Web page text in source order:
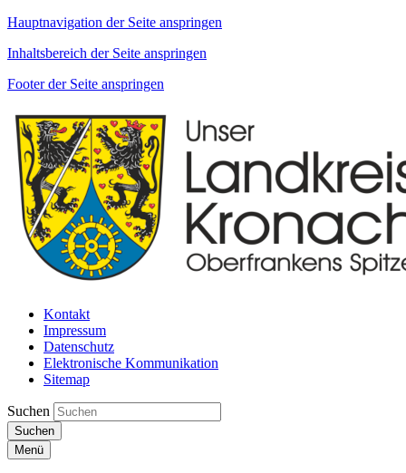
Hauptnavigation der Seite anspringen
Inhaltsbereich der Seite anspringen
Footer der Seite anspringen
Kontakt
Impressum
Datenschutz
Elektronische Kommunikation
Sitemap
Suchen
Suchen
Menü